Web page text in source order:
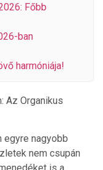
Főbb
ban
harmóniája!
Az Organikus
egyre nagyobb
nem csupán